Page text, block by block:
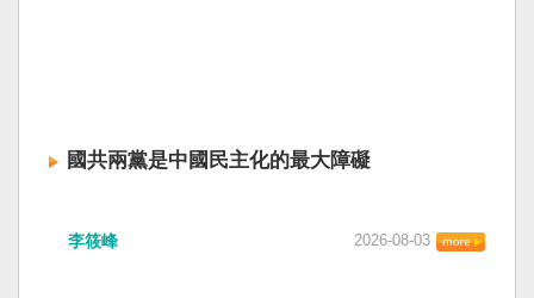
國共兩黨是中國民主化的最大障礙
李筱峰 2026-08-03